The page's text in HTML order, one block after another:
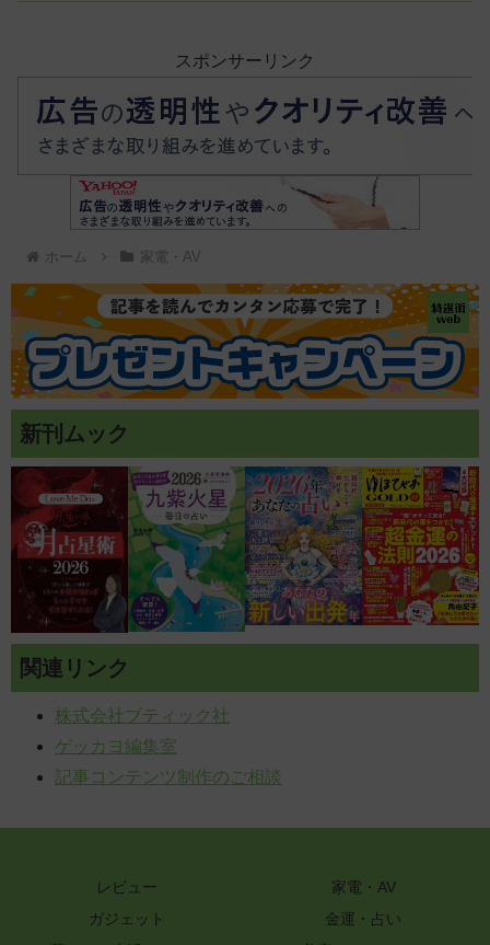
スポンサーリンク
ホーム 家電・AV
新刊ムック
関連リンク
株式会社ブティック社
ゲッカヨ編集室
記事コンテンツ制作のご相談
レビュー
家電・AV
ガジェット
金運・占い